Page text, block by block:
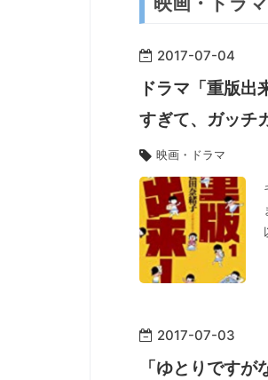
2017-07-04
ドラマ「重版
すぎて、ガッチ
映画・ドラマ
2017-07-03
「ゆとりです